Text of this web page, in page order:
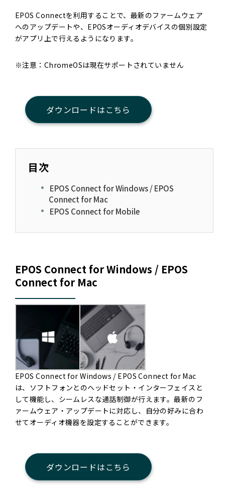
EPOS Connectを利用することで、最新のファームウェア
へのアップデートや、EPOSオーディオデバイスの個別設定
がアプリ上で行えるようになります。
※注意：ChromeOSは現在サポートされていません
ダウンロードはこちら
目次
EPOS Connect for Windows / EPOS
Connect for Mac
EPOS Connect for Mobile
EPOS Connect for Windows / EPOS
Connect for Mac
EPOS Connect for Windows / EPOS Connect for Mac
は、ソフトフォンとのヘッドセット・インターフェイスと
して機能し、シームレスな通話制御が行えます。最新のフ
ァームウェア・アップデートに対応し、自分の好みに合わ
せてオーディオ機器を設定することができます。
ダウンロードはこちら